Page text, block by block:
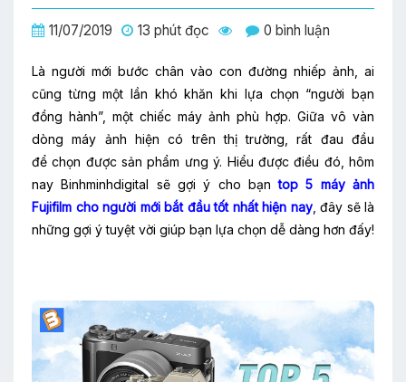
11/07/2019 13 phút đọc 0 bình luận
Là người mới bước chân vào con đường nhiếp ảnh, ai
cũng từng một lần khó khăn khi lựa chọn “người bạn
đồng hành”, một chiếc máy ảnh phù hợp. Giữa vô vàn
dòng máy ảnh hiện có trên thị trường, rất đau đầu
để chọn được sản phẩm ưng ý. Hiểu được điều đó, hôm
nay Binhminhdigital sẽ gợi ý cho bạntop 5 máy ảnh
Fujifilm cho người mới bắt đầu tốt nhất hiện nay, đây sẽ là
những gợi ý tuyệt vời giúp bạn lựa chọn dễ dàng hơn đấy!